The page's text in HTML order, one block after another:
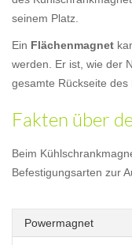
seinem Platz.
Ein Flächenmagnet
werden. Er ist, wie der
gesamte Rückseite des
Fakten über
Beim
Befestigungsarten zur
Powermagnet